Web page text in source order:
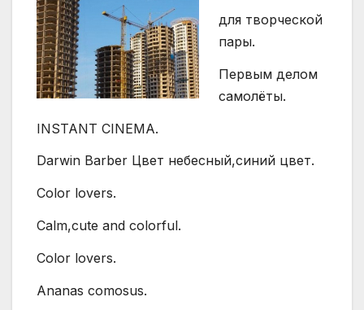
для творческой
пары.
Первым делом
самолёты.
INSTANT CINEMA.
Darwin Barber Цвет небесный,синий цвет.
Color lovers.
Calm,cute and colorful.
Color lovers.
Ananas comosus.